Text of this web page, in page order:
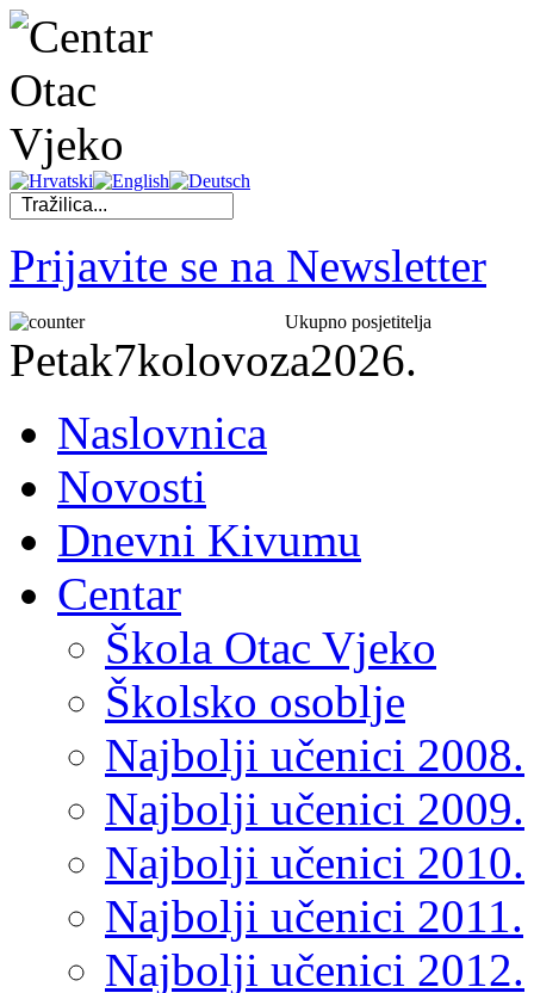
Prijavite se na Newsletter
Ukupno posjetitelja
Petak7kolovoza2026.
Naslovnica
Novosti
Dnevni Kivumu
Centar
Škola Otac Vjeko
Školsko osoblje
Najbolji učenici 2008.
Najbolji učenici 2009.
Najbolji učenici 2010.
Najbolji učenici 2011.
Najbolji učenici 2012.